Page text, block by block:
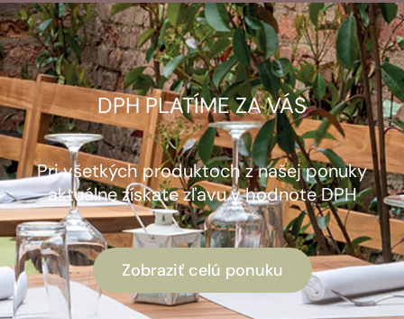
DPH PLATÍME ZA VÁS
Pri všetkých produktoch z našej ponuky
aktuálne získate zľavu v hodnote DPH
Zobraziť celú ponuku